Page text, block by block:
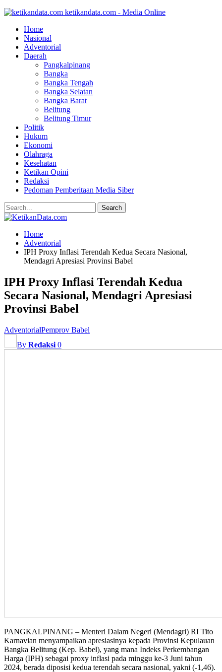
ketikandata.com - Media Online
Home
Nasional
Adventorial
Daerah
Pangkalpinang
Bangka
Bangka Tengah
Bangka Selatan
Bangka Barat
Belitung
Belitung Timur
Politik
Hukum
Ekonomi
Olahraga
Kesehatan
Ketikan Opini
Redaksi
Pedoman Pemberitaan Media Siber
Home
Adventorial
IPH Proxy Inflasi Terendah Kedua Secara Nasional,
Mendagri Apresiasi Provinsi Babel
IPH Proxy Inflasi Terendah Kedua
Secara Nasional, Mendagri Apresiasi
Provinsi Babel
AdventorialPemprov Babel
By Redaksi 0
PANGKALPINANG – Menteri Dalam Negeri (Mendagri) RI Tito
Karnavian menyampaikan apresiasinya kepada Provinsi Kepulauan
Bangka Belitung (Kep. Babel), yang mana Indeks Perkembangan
Harga (IPH) sebagai proxy inflasi pada minggu ke-3 Juni tahun
2024, berada diposisi kedua terendah secara nasional, yakni (-1,46).